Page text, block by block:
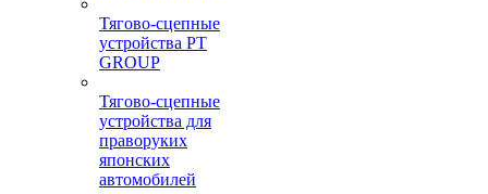
Тягово-сцепные
устройства PT
GROUP
Тягово-сцепные
устройства для
праворуких
японских
автомобилей